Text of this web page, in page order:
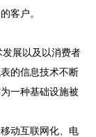
客户。
发展以及以消费者
的信息技术不断
一种基础设施被
动互联网化、电